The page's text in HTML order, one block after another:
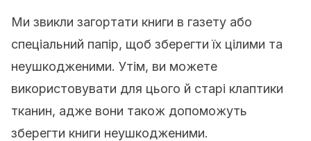
Ми звикли загортати книги в газету або
спеціальний папір, щоб зберегти їх цілими та
неушкодженими. Утім, ви можете
використовувати для цього й старі клаптики
тканин, адже вони також допоможуть
зберегти книги неушкодженими.